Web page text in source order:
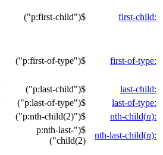
:first-child
$("p:first-child")
:first-of-type
$("p:first-of-type")
:last-child
$("p:last-child")
:last-of-type
$("p:last-of-type")
:nth-child(
n)
$("p:nth-child(2)")
:nth-last-child(
n)
$("p:nth-last-
child(2)")